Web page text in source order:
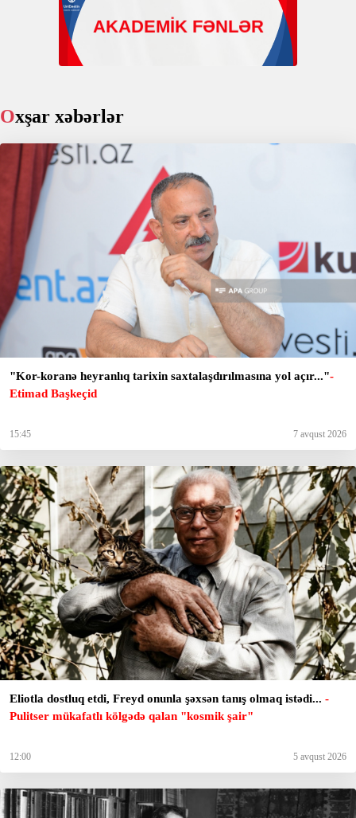
Oxşar xəbərlər
"Kor-koranə heyranlıq tarixin saxtalaşdırılmasına yol açır..."-
Etimad Başkeçid
15:45 7 avqust 2026
Eliotla dostluq etdi, Freyd onunla şəxsən tanış olmaq istədi... -
Pulitser mükafatlı kölgədə qalan "kosmik şair"
12:00 5 avqust 2026